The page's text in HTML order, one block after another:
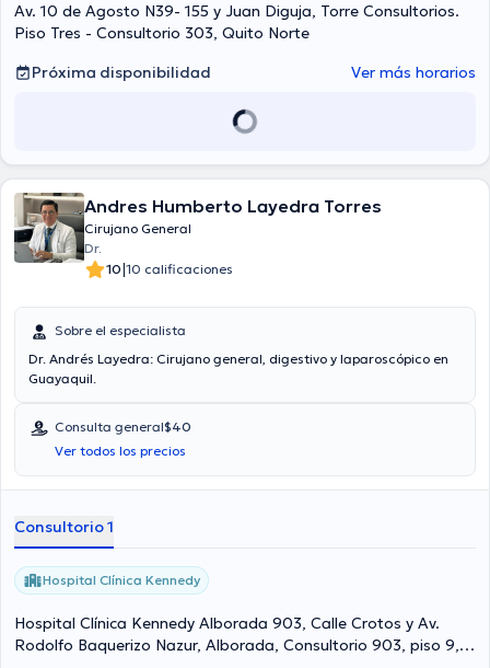
Av. 10 de Agosto N39- 155 y Juan Diguja, Torre Consultorios.
Piso Tres - Consultorio 303, Quito Norte
Próxima disponibilidad
Ver más horarios
Andres Humberto Layedra Torres
Cirujano General
Dr.
10|10 calificaciones
Sobre el especialista
Dr. Andrés Layedra: Cirujano general, digestivo y laparoscópico en
Guayaquil.
Consulta general$40
Ver todos los precios
Consultorio 1
Hospital Clínica Kennedy
Hospital Clínica Kennedy Alborada 903, Calle Crotos y Av.
Rodolfo Baquerizo Nazur, Alborada, Consultorio 903, piso 9,